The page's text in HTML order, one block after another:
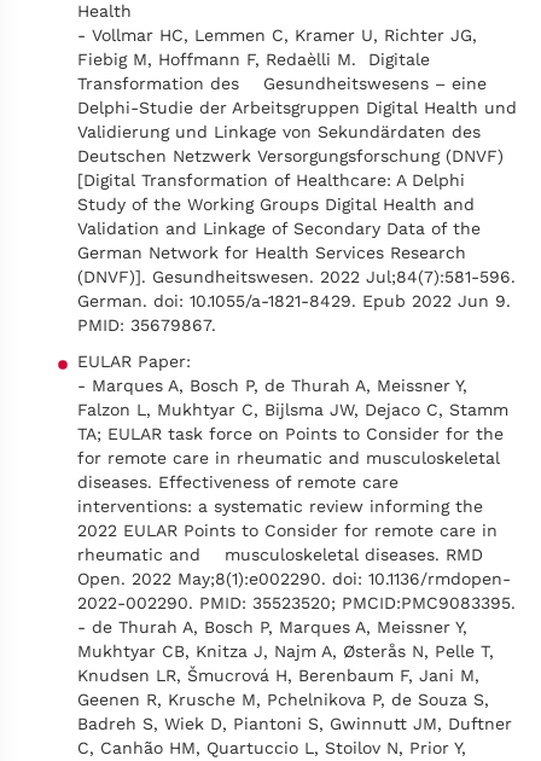
Health
- Vollmar HC, Lemmen C, Kramer U, Richter JG,
Fiebig M, Hoffmann F, Redaèlli M. Digitale
Transformation des Gesundheitswesens – eine
Delphi-Studie der Arbeitsgruppen Digital Health und
Validierung und Linkage von Sekundärdaten des
Deutschen Netzwerk Versorgungsforschung (DNVF)
[Digital Transformation of Healthcare: A Delphi
Study of the Working Groups Digital Health and
Validation and Linkage of Secondary Data of the
German Network for Health Services Research
(DNVF)]. Gesundheitswesen. 2022 Jul;84(7):581-596.
German. doi: 10.1055/a-1821-8429. Epub 2022 Jun 9.
PMID: 35679867.
EULAR Paper:
- Marques A, Bosch P, de Thurah A, Meissner Y,
Falzon L, Mukhtyar C, Bijlsma JW, Dejaco C, Stamm
TA; EULAR task force on Points to Consider for the
for remote care in rheumatic and musculoskeletal
diseases. Effectiveness of remote care
interventions: a systematic review informing the
2022 EULAR Points to Consider for remote care in
rheumatic and musculoskeletal diseases. RMD
Open. 2022 May;8(1):e002290. doi: 10.1136/rmdopen-
2022-002290. PMID: 35523520; PMCID:PMC9083395.
- de Thurah A, Bosch P, Marques A, Meissner Y,
Mukhtyar CB, Knitza J, Najm A, Østerås N, Pelle T,
Knudsen LR, Šmucrová H, Berenbaum F, Jani M,
Geenen R, Krusche M, Pchelnikova P, de Souza S,
Badreh S, Wiek D, Piantoni S, Gwinnutt JM, Duftner
C, Canhão HM, Quartuccio L, Stoilov N, Prior Y,